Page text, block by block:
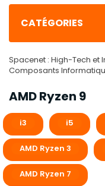
CATÉGORIES
Spacenet : High-Tech et
Composants
AMD Ryzen 9
i3 i5
AMD Ryzen 3
AMD Ryzen 7